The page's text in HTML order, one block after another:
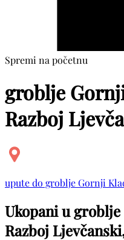
Spremi na početnu
groblje
Razboj
upute do groblje Gornji
Ukopani u
Razboj